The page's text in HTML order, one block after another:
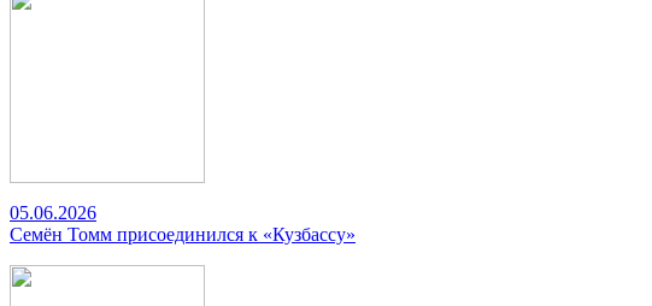
05.06.2026
Семён Томм присоединился к «Кузбассу»